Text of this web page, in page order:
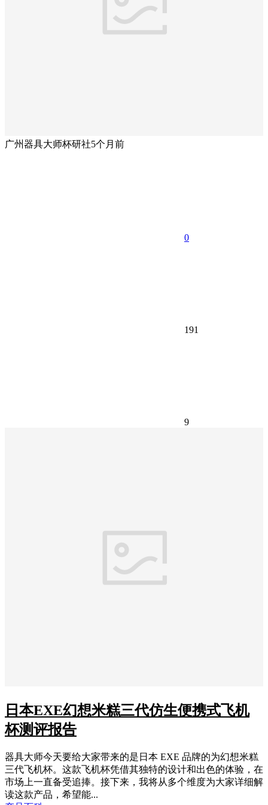
广州器具大师杯研社5个月前
0
191
9
日本EXE幻想米糕三代仿生便携式飞机
杯测评报告
器具大师今天要给大家带来的是日本 EXE 品牌的为幻想米糕
三代飞机杯。这款飞机杯凭借其独特的设计和出色的体验，在
市场上一直备受追捧。接下来，我将从多个维度为大家详细解
读这款产品，希望能...